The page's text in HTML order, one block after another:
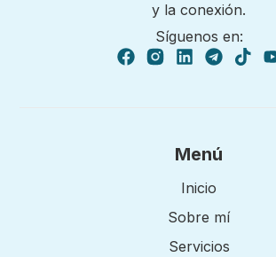
y la conexión.
Síguenos en:
Menú
Inicio
Sobre mí
Servicios